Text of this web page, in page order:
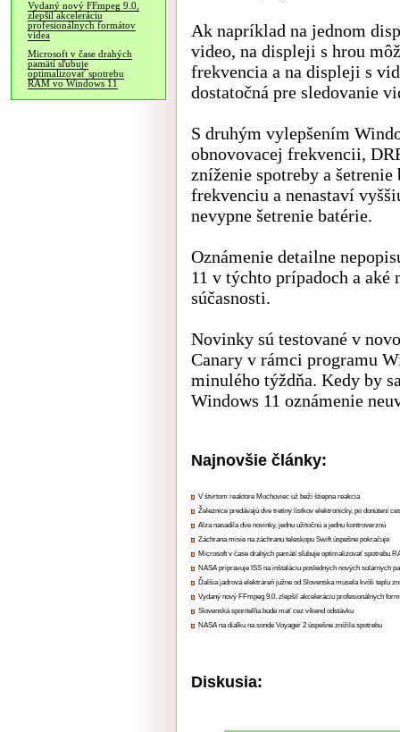
Vydaný nový FFmpeg 9.0,
zlepšil akceleráciu
profesionálnych formátov
videa
Microsoft v čase drahých
pamätí sľubuje
optimalizovať spotrebu
RAM vo Windows 11
Ak napríklad na jednom
video, na displeji s hrou
frekvencia a na displeji s
dostatočná pre sledovanie
S druhým vylepšením
obnovovacej frekvencii,
zníženie spotreby a
frekvenciu a nenastaví
nevypne šetrenie batérie.
Oznámenie detailne
11 v týchto prípadoch a
súčasnosti.
Novinky sú testované v
Canary v rámci programu
minulého týždňa. Kedy by
Windows 11 oznámenie
Najnovšie články:
V štvrtom reaktore Mochoviec už beží štiepna reakcia
Železnice predávajú dve tretiny lístkov elektronicky, po donútení
Alza nasadila dve novinky, jednu užitočnú a jednu kontroverznú
Záchrana misie na záchranu teleskopu Swift úspešne pokračuje
Microsoft v čase drahých pamätí sľubuje optimalizovať spotrebu
NASA pripravuje ISS na inštaláciu posledných nových solárnych
Ďalšia jadrová elektráreň južne od Slovenska musela kvôli teplu
Vydaný nový FFmpeg 9.0, zlepšil akceleráciu profesionálnych
Slovenská sporiteľňa bude mať cez víkend odstávku
NASA na diaľku na sonde Voyager 2 úspešne znížila spotrebu
Diskusia: